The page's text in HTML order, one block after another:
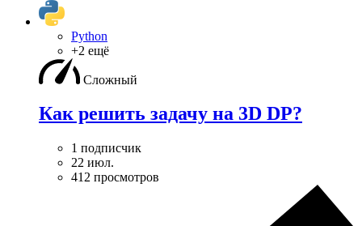
Python
+2 ещё
Сложный
Как решить задачу на 3D DP?
1 подписчик
22 июл.
412 просмотров